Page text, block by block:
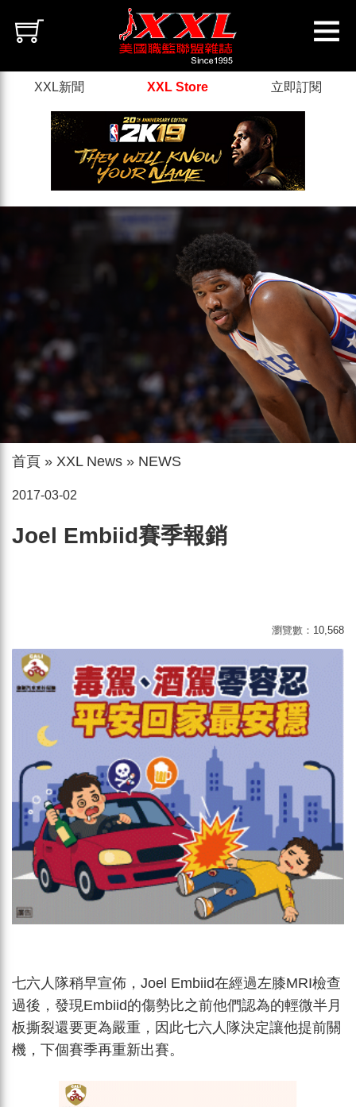
XXL新聞 XXL Store 立即訂閱
首頁 » XXL News » NEWS
2017-03-02
Joel Embiid賽季報銷
瀏覽數： 10,568
七六人隊稍早宣佈，Joel Embiid在經過左膝MRI檢查
過後，發現Embiid的傷勢比之前他們認為的輕微半月
板撕裂還要更為嚴重，因此七六人隊決定讓他提前關
機，下個賽季再重新出賽。